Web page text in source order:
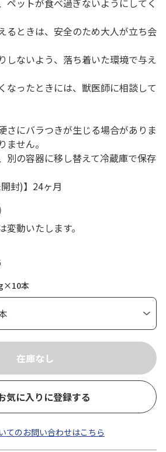
ペットが食べ過ぎないようにしてく
るときは、安全のため大人が立ち会
しないよう、落ち着いた環境で与え
なったときには、獣医師に相談して
さにバラつきが生じる場合がありま
せん。
別の容器に移し替えて冷蔵庫で保存
封)】24ヶ月
動いたします。
本
気に入りに登録する
てのお問い合わせはこちら